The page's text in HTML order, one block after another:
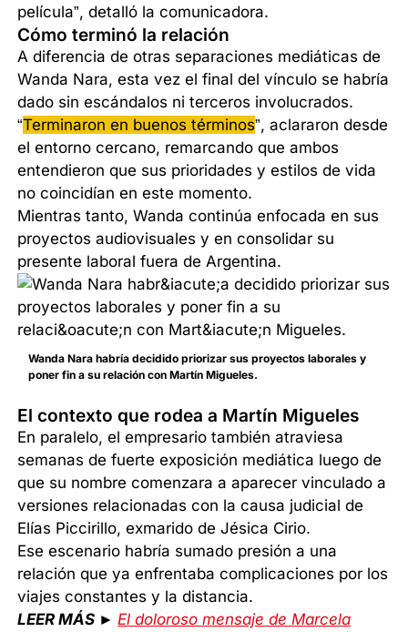
película”, detalló la comunicadora.
Cómo terminó la relación
A diferencia de otras separaciones mediáticas de
Wanda Nara, esta vez el final del vínculo se habría
dado sin escándalos ni terceros involucrados.
“Terminaron en buenos términos”, aclararon desde
el entorno cercano, remarcando que ambos
entendieron que sus prioridades y estilos de vida
no coincidían en este momento.
Mientras tanto, Wanda continúa enfocada en sus
proyectos audiovisuales y en consolidar su
presente laboral fuera de Argentina.
Wanda Nara habría decidido priorizar sus proyectos laborales y
poner fin a su relación con Martín Migueles.
El contexto que rodea a Martín Migueles
En paralelo, el empresario también atraviesa
semanas de fuerte exposición mediática luego de
que su nombre comenzara a aparecer vinculado a
versiones relacionadas con la causa judicial de
Elías Piccirillo, exmarido de Jésica Cirio.
Ese escenario habría sumado presión a una
relación que ya enfrentaba complicaciones por los
viajes constantes y la distancia.
LEER MÁS ►El doloroso mensaje de Marcela